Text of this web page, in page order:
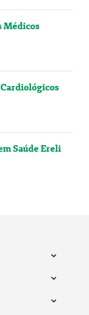
Médicos
Saúde Ereli